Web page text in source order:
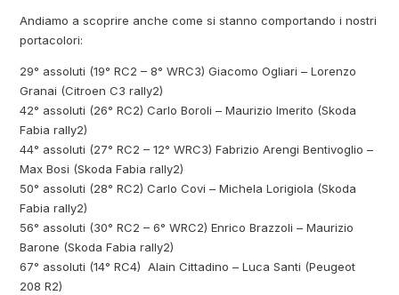
Andiamo a scoprire anche come si stanno comportando i nostri
portacolori:
29° assoluti (19° RC2 – 8° WRC3) Giacomo Ogliari – Lorenzo
Granai (Citroen C3 rally2)
42° assoluti (26° RC2) Carlo Boroli – Maurizio Imerito (Skoda
Fabia rally2)
44° assoluti (27° RC2 – 12° WRC3) Fabrizio Arengi Bentivoglio –
Max Bosi (Skoda Fabia rally2)
50° assoluti (28° RC2) Carlo Covi – Michela Lorigiola (Skoda
Fabia rally2)
56° assoluti (30° RC2 – 6° WRC2) Enrico Brazzoli – Maurizio
Barone (Skoda Fabia rally2)
67° assoluti (14° RC4) Alain Cittadino – Luca Santi (Peugeot
208 R2)